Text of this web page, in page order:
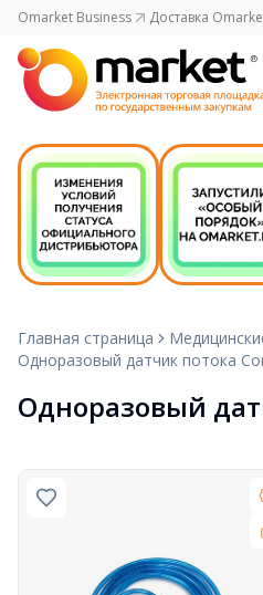
Omarket Business Доставка
Главная страница
Одноразовый датчик потока
Одноразовый